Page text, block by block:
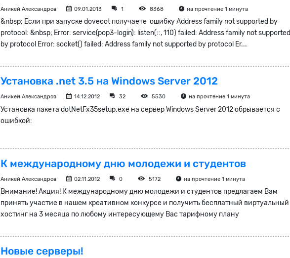
Аникей Александров 09.01.2013 1 8368 на прочтение 1 минута
&nbsp; Если при запуске dovecot получаете ошибку Address family not supported by
protocol: &nbsp; Error: service(pop3-login): listen(::, 110) failed: Address family not supported
by protocol Error: socket() failed: Address family not supported by protocol Er...
Установка .net 3.5 на Windows Server 2012
Аникей Александров 14.12.2012 32 5530 на прочтение 1 минута
Установка пакета dotNetFx35setup.exe на сервер Windows Server 2012 обрывается с
ошибкой:
К международному дню молодежи и студентов
Аникей Александров 02.11.2012 0 5172 на прочтение 1 минута
Внимание! Акция! К международному дню молодежи и студентов предлагаем Вам
принять участие в нашем креативном конкурсе и получить бесплатный виртуальный
хостинг на 3 месяца по любому интересующему Вас тарифному плану
Новые серверы!